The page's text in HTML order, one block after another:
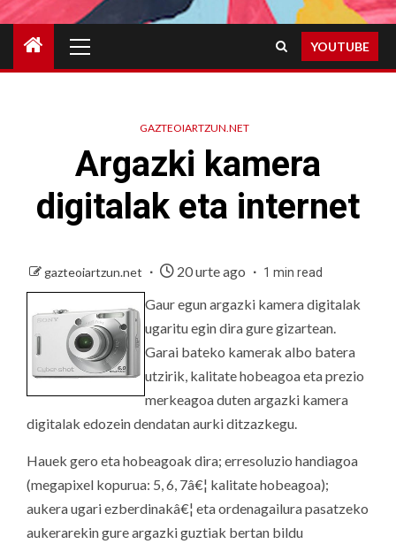
Menu
YOUTUBE
GAZTEOIARTZUN.NET
Argazki kamera
digitalak eta internet
gazteoiartzun.net 20 urte ago 1 min read
Gaur egun argazki kamera digitalak
ugaritu egin dira gure gizartean.
Garai bateko kamerak albo batera
utzirik, kalitate hobeagoa eta prezio
merkeagoa duten argazki kamera
digitalak edozein dendatan aurki ditzazkegu.
Hauek gero eta hobeagoak dira; erresoluzio handiagoa
(megapixel kopurua: 5, 6, 7â€¦ kalitate hobeagoa);
aukera ugari ezberdinakâ€¦ eta ordenagailura pasatzeko
aukerarekin gure argazki guztiak bertan bildu